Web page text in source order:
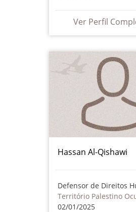
Ver Perfil
Hassan Al-Qishawi
Defensor de Direitos
Território Palestino
02/01/2025